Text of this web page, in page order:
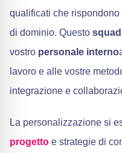
qualificati che
di dominio. Questo
vostro personale interno
lavoro e alle vostre
integrazione e
La personalizzazione si
progetto e strategie di